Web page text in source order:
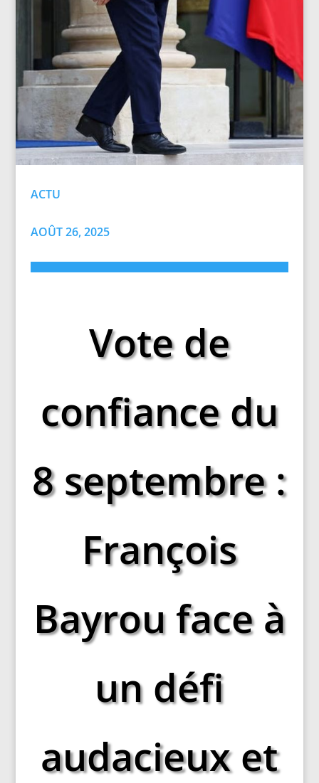
ACTU
AOÛT 26, 2025
Vote de
confiance du
8 septembre :
François
Bayrou face à
un défi
audacieux et